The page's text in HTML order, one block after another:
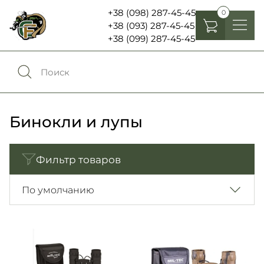
+38 (098) 287-45-45
+38 (093) 287-45-45
+38 (099) 287-45-45
0
Избранное0
Войти
Аксесуары
Фонари, бинокли и елементы питания
Шевроны, патчи , нашивки
Бинокли и лупы
Фильтр товаров
По умолчанию